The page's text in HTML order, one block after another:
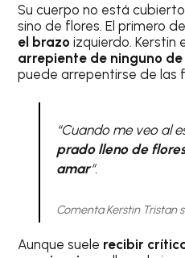
Su cuerpo no está
sino de flores. El primero
el brazoizquierdo. Kerstin
arrepiente de ninguno de
puede arrepentirse de las
“Cuando me veo al
prado lleno de
amar“.
Comenta Kerstin Tristan
Aunque suele recibir